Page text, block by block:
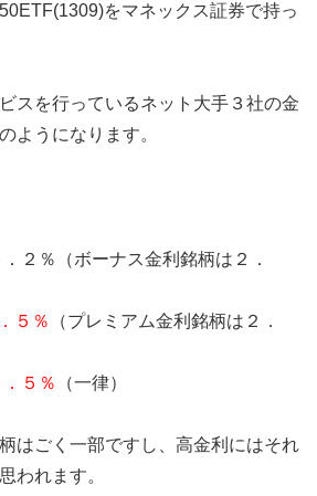
をマネックス証券で持っ
スを行っているネット大手３社の金
ようになります。
．２％（ボーナス金利銘柄は２．
５％
（プレミアム金利銘柄は２．
．５％ （一律）
はごく一部ですし、高金利にはそれ
われます。